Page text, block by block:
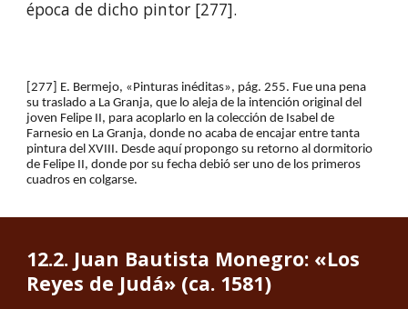
época de dicho pintor [277].
[277] E. Bermejo, «Pinturas inéditas», pág. 255. Fue una pena
su traslado a La Granja, que lo aleja de la intención original del
joven Felipe II, para acoplarlo en la colección de Isabel de
Farnesio en La Granja, donde no acaba de encajar entre tanta
pintura del XVIII. Desde aquí propongo su retorno al dormitorio
de Felipe II, donde por su fecha debió ser uno de los primeros
cuadros en colgarse.
12.2. Juan Bautista Monegro: «Los
Reyes de Judá» (ca. 1581)